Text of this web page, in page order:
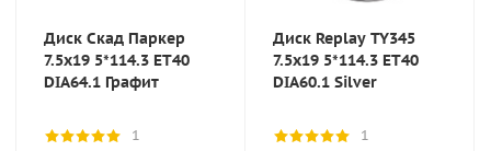
Диск Скад Паркер
7.5x19 5*114.3 ET40
DIA64.1 Графит
1
Диск Replay TY345
7.5x19 5*114.3 ET40
DIA60.1 Silver
1